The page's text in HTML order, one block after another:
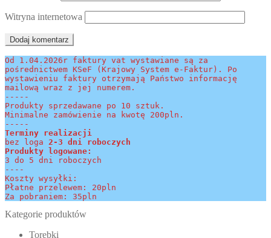
Witryna internetowa
Od 1.04.2026r faktury vat wystawiane są za
pośrednictwem KSeF (Krajowy System e-Faktur). Po
wystawieniu faktury otrzymają Państwo informację
mailową wraz z jej numerem.
-----
Produkty sprzedawane po 10 sztuk.
Minimalne zamówienie na kwotę 200pln.
-----
Terminy realizacji
bez loga 2-3 dni roboczych
Produkty logowane:
3 do 5 dni roboczych
----
Koszty wysyłki:
Płatne przelewem: 20pln
Za pobraniem: 35pln
Kategorie produktów
Torebki